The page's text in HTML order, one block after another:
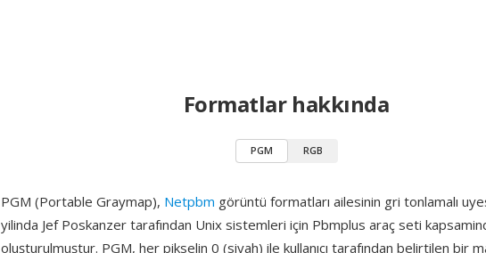
Formatlar hakkında
PGM RGB
PGM (Portable Graymap), Netpbm görüntü formatları ailesinin gri tonlamalı
yilinda Jef Poskanzer tarafından Unix sistemleri için Pbmplus araç seti
oluşturulmuştur. PGM, her pikselin 0 (siyah) ile kullanıcı tarafından belirtilen bir